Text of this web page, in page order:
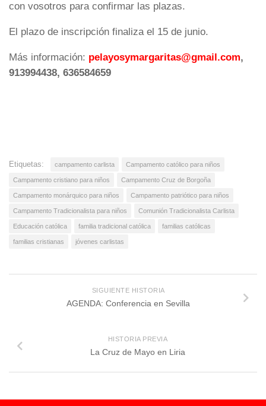
con vosotros para confirmar las plazas.
El plazo de inscripción finaliza el 15 de junio.
Más información: pelayosymargaritas@gmail.com,
913994438, 636584659
Etiquetas: campamento carlista Campamento católico para niños
Campamento cristiano para niños Campamento Cruz de Borgoña
Campamento monárquico para niños Campamento patriótico para niños
Campamento Tradicionalista para niños Comunión Tradicionalista Carlista
Educación católica familia tradicional católica familias católicas
familias cristianas jóvenes carlistas
SIGUIENTE HISTORIA
AGENDA: Conferencia en Sevilla
HISTORIA PREVIA
La Cruz de Mayo en Liria